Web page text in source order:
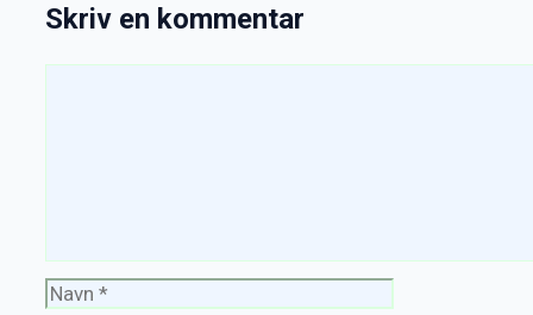
Skriv en kommentar
Navn